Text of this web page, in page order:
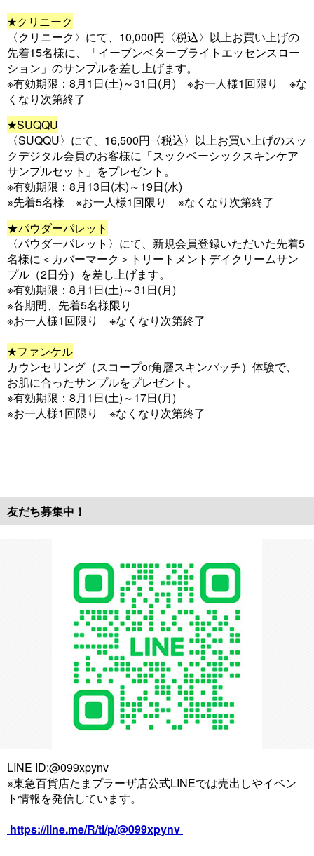
★クリニーク
〈クリニーク〉にて、10,000円〈税込〉以上お買い上げの
先着15名様に、「イーブンベターブライトエッセンスロー
ション」のサンプルを差し上げます。
※有効期限：8月1日(土)～31日(月) ※お一人様1回限り ※な
くなり次第終了
★SUQQU
〈SUQQU〉にて、16,500円〈税込〉以上お買い上げのスッ
クデジタル会員のお客様に「スックベーシックスキンケア
サンプルセット」をプレゼント。
※有効期限：8月13日(木)～19日(水)
※先着5名様 ※お一人様1回限り ※なくなり次第終了
★パウダーパレット
〈パウダーパレット〉にて、新規会員登録いただいた先着5
名様に＜カバーマーク＞トリートメントデイクリームサン
プル（2日分）を差し上げます。
※有効期限：8月1日(土)～31日(月)
※各期間、先着5名様限り
※お一人様1回限り ※なくなり次第終了
★ファンケル
カウンセリング（スコープor角層スキンパッチ）体験で、
お肌に合ったサンプルをプレゼント。
※有効期限：8月1日(土)～17日(月)
※お一人様1回限り ※なくなり次第終了
友だち募集中！
LINE ID:@099xpynv
※東急百貨店たまプラーザ店公式LINEでは売出しやイベン
ト情報を発信しています。
https://line.me/R/ti/p/@099xpynv